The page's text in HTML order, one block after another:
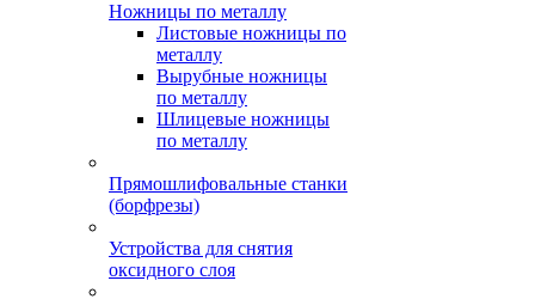
Ножницы по металлу
Листовые ножницы по
металлу
Вырубные ножницы
по металлу
Шлицевые ножницы
по металлу
Прямошлифовальные станки
(борфрезы)
Устройства для снятия
оксидного слоя